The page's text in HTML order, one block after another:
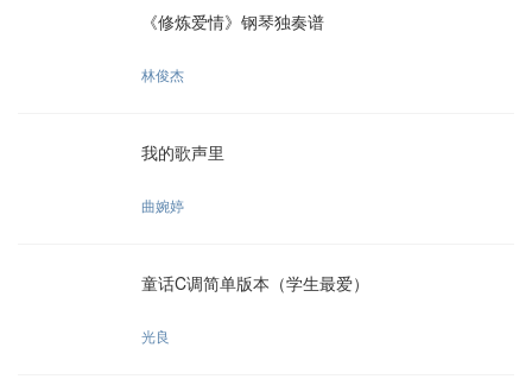
《修炼爱情》钢琴独奏谱
林俊杰
我的歌声里
曲婉婷
童话C调简单版本（学生最爱）
光良